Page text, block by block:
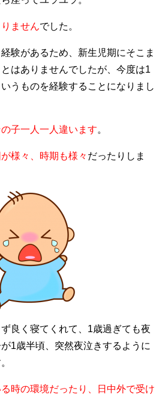
ませんでした。
験があるため、新生児期にそこま
はありませんでしたが、今度は1
うものを経験することになりまし
子一人一人違います。
様々、時期も様々 だったりしま
良く寝てくれて、1歳過ぎても夜
1歳半頃、突然夜泣きするように
時の環境だったり、日中外で受け